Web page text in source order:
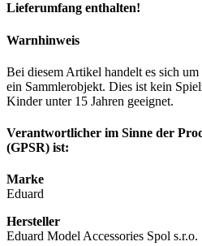
Lieferumfang enthalten!
Warnhinweis
Bei diesem Artikel handelt es sich
ein Sammlerobjekt. Dies ist kein
Kinder unter 15 Jahren geeignet.
Verantwortlicher im Sinne der
(GPSR) ist:
Marke
Eduard
Hersteller
Eduard Model Accessories Spol s.r.o.